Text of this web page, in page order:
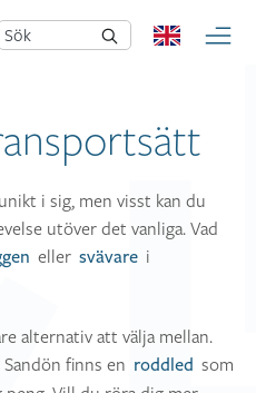
Sök
i sig, men visst kan du
utöver det vanliga. Vad
eller svävare i
alternativ att välja mellan.
finns en roddled som